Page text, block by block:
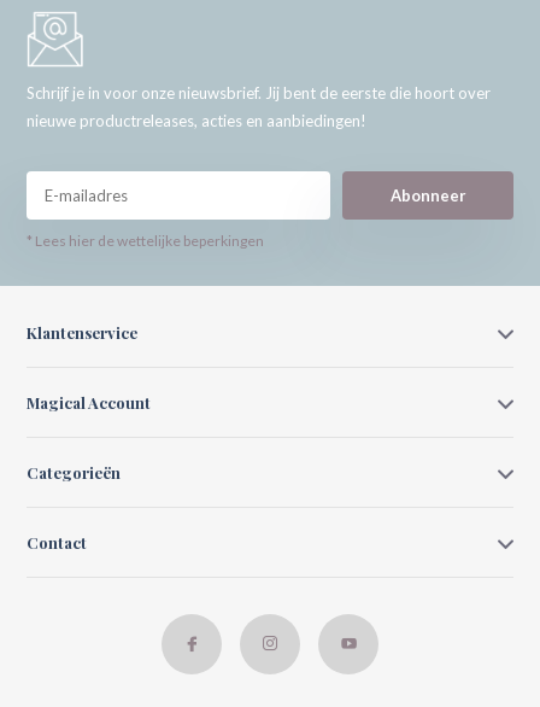
Schrijf je in voor onze nieuwsbrief. Jij bent de eerste die hoort over
nieuwe productreleases, acties en aanbiedingen!
Abonneer
* Lees hier de wettelijke beperkingen
Klantenservice
Magical Account
Categorieën
Contact